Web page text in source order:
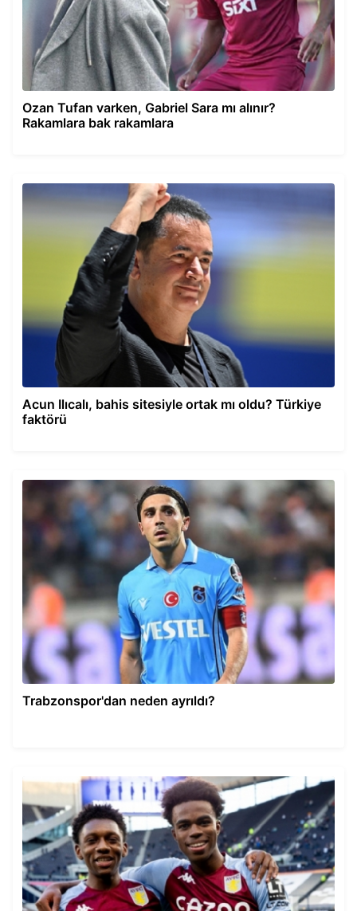
Ozan Tufan varken, Gabriel Sara mı alınır?
Rakamlara bak rakamlara
Acun Ilıcalı, bahis sitesiyle ortak mı oldu? Türkiye
faktörü
Trabzonspor'dan neden ayrıldı?